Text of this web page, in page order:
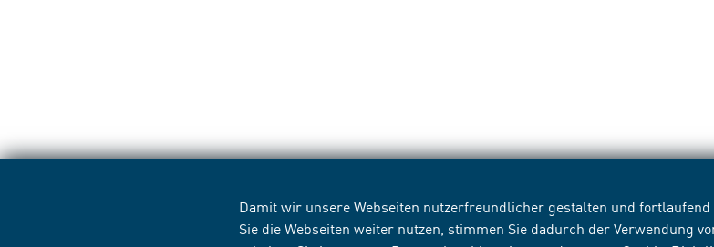
Damit wir unsere Webseiten nutzerfreundlicher gestalten und
Sie die Webseiten weiter nutzen, stimmen Sie dadurch der Verwendung